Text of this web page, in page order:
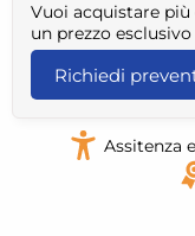
Vuoi acquistare
un prezzo
Richiedi
Assitenza